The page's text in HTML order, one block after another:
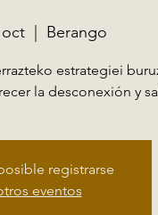
oct
  |
Berango
estrategiei
la desconexión y
registrarse
eventos